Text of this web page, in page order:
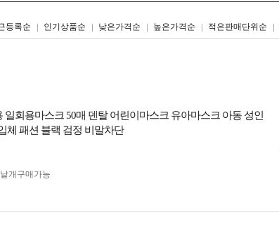
등록순 인기상품순 낮은가격순 높은가격순 적은판매단위순
리스트형갤러리형
일회용마스크 50매 덴탈 어린이마스크 유아마스크 아동 성인
체 패션 블랙 검정 비말차단
개구매가능